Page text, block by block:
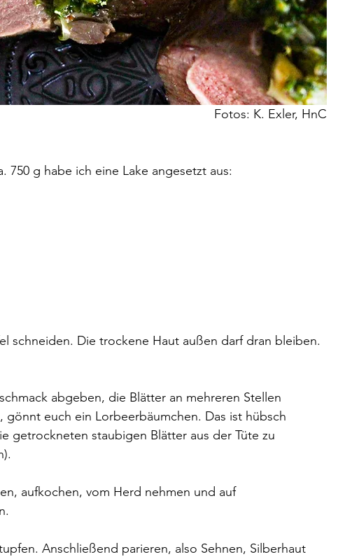
Fotos: K. Exler, HnC
750 g habe ich eine Lake angesetzt aus:
schneiden. Die trockene Haut außen darf dran bleiben.
abgeben, die Blätter an mehreren Stellen
euch ein Lorbeerbäumchen. Das ist hübsch
getrockneten staubigen Blätter aus der Tüte zu
aufkochen, vom Herd nehmen und auf
Anschließend parieren, also Sehnen, Silberhaut